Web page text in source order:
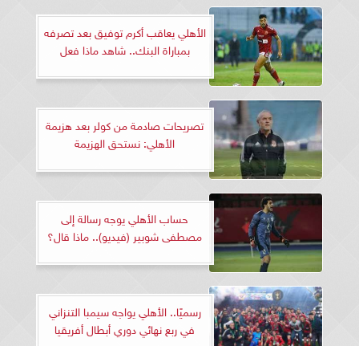
الأهلي يعاقب أكرم توفيق بعد تصرفه
بمباراة البنك.. شاهد ماذا فعل
تصريحات صادمة من كولر بعد هزيمة
الأهلي: نستحق الهزيمة
حساب الأهلي يوجه رسالة إلى
مصطفى شوبير (فيديو).. ماذا قال؟
رسميًا.. الأهلي يواجه سيمبا التنزاني
في ربع نهائي دوري أبطال أفريقيا